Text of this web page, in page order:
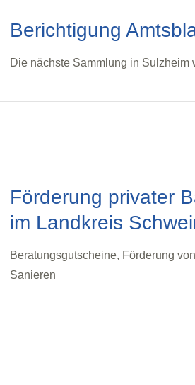
Berichtigung
Die nächste Sammlung in Sulzheim
Förderung privater
im Landkreis
Beratungsgutscheine, Förderung
Sanieren